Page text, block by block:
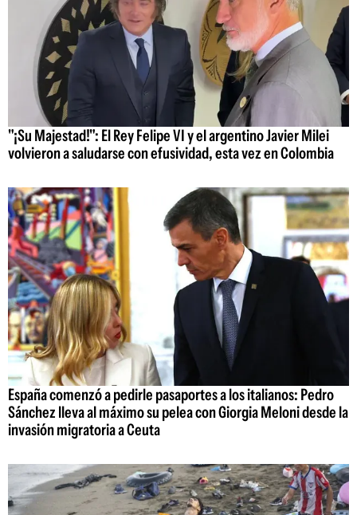
"¡Su Majestad!": El Rey Felipe VI y el argentino Javier Milei
volvieron a saludarse con efusividad, esta vez en Colombia
España comenzó a pedirle pasaportes a los italianos: Pedro
Sánchez lleva al máximo su pelea con Giorgia Meloni desde la
invasión migratoria a Ceuta